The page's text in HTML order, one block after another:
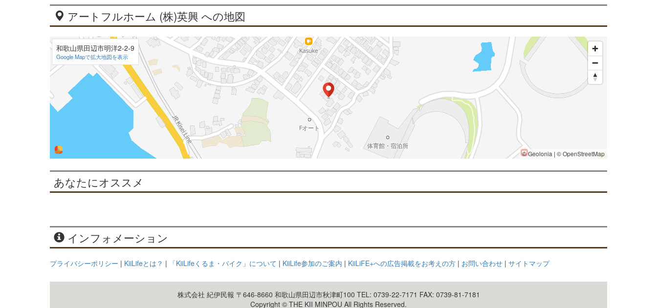
アートフルホーム (株)英興 への地図
和歌山県田辺市明洋2-2-9
Google Mapで拡大地図を表示
あなたにオススメ
インフォメーション
プライバシーポリシー | KiiLifeとは？ | 「KiiLifeくるま・バイク」について | KiiLife参加のご案内 | KiiLiFE+への広告掲載をお考えの方 | お問い合わせ | サイトマップ
株式会社 紀伊民報 〒646-8660 和歌山県田辺市秋津町100 TEL: 0739-22-7171 FAX: 0739-81-7181
Copyright © THE KII MINPOU All Rights Reserved.